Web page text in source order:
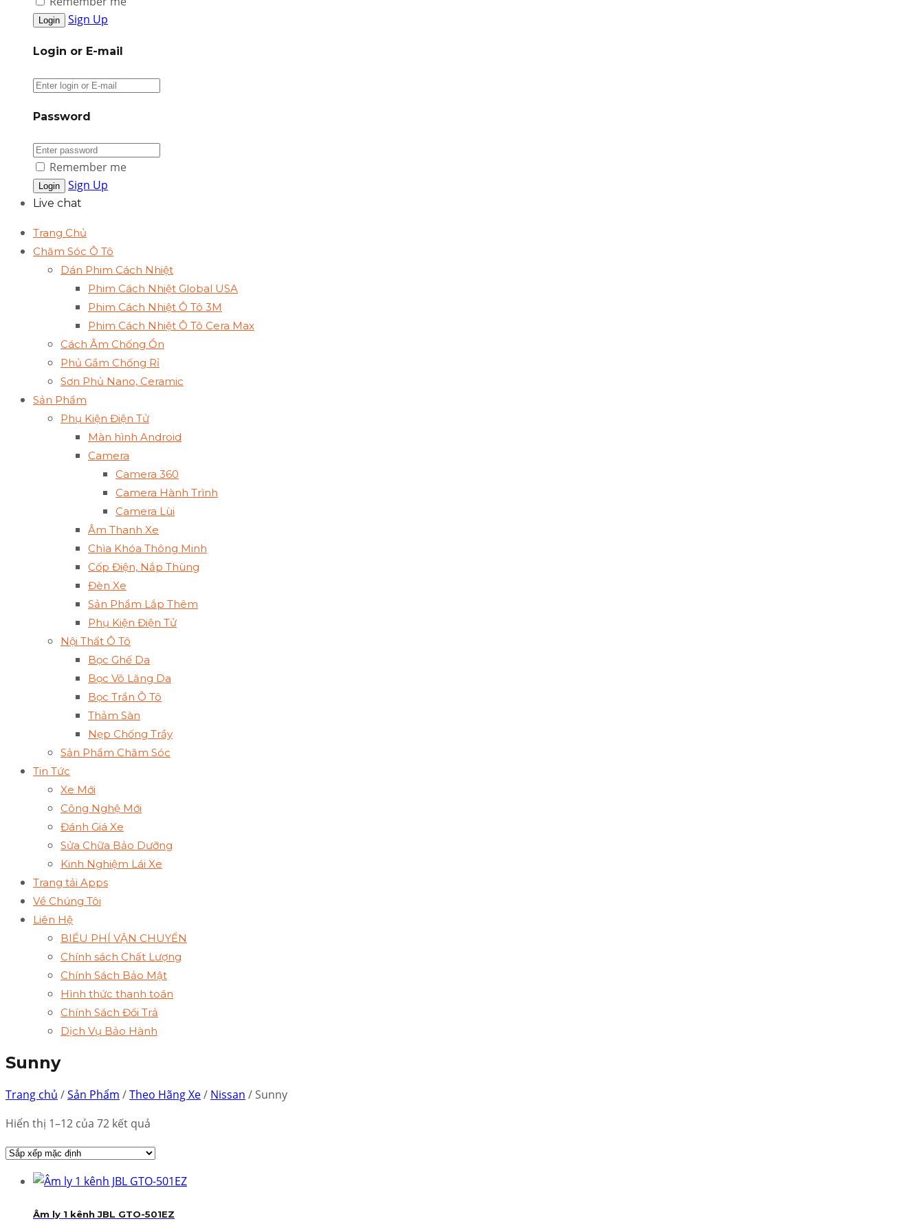
Sign Up
Login or E-mail
Password
Remember me
Sign Up
Live chat
Trang Chủ
Chăm Sóc Ô Tô
Dán Phim Cách Nhiệt
Phim Cách Nhiệt Global USA
Phim Cách Nhiệt Ô Tô 3M
Phim Cách Nhiệt Ô Tô Cera Max
Cách Âm Chống Ồn
Phủ Gầm Chống Rỉ
Sơn Phủ Nano, Ceramic
Sản Phẩm
Phụ Kiện Điện Tử
Màn hình Android
Camera
Camera 360
Camera Hành Trình
Camera Lùi
Âm Thanh Xe
Chìa Khóa Thông Minh
Cốp Điện, Nắp Thùng
Đèn Xe
Sản Phẩm Lắp Thêm
Phụ Kiện Điện Tử
Nội Thất Ô Tô
Bọc Ghế Da
Bọc Vô Lăng Da
Bọc Trần Ô Tô
Thảm Sàn
Nẹp Chống Trầy
Sản Phẩm Chăm Sóc
Tin Tức
Xe Mới
Công Nghệ Mới
Đánh Giá Xe
Sửa Chữa Bảo Dưỡng
Kinh Nghiệm Lái Xe
Trang tải Apps
Về Chúng Tôi
Liên Hệ
BIỂU PHÍ VẬN CHUYỂN
Chính sách Chất Lượng
Chính Sách Bảo Mật
Hình thức thanh toán
Chính Sách Đổi Trả
Dịch Vụ Bảo Hành
Sunny
Trang chủ /Sản Phẩm /Theo Hãng Xe/ Nissan / Sunny
Hiển thị 1–12 của 72 kết quả
Âm ly 1 kênh JBL GTO-501EZ